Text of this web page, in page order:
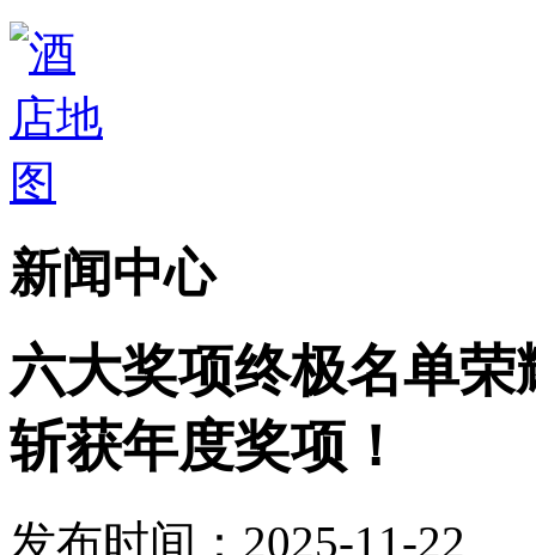
新闻中心
六大奖项终极名单
斩获年度奖项！
发布时间：2025-11-22